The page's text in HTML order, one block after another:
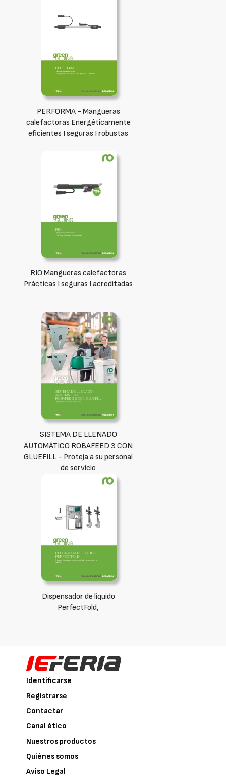
PERFORMA - Mangueras
calefactoras Energéticamente
eficientes I seguras I robustas
RIO Mangueras calefactoras
Prácticas I seguras I acreditadas
SISTEMA DE LLENADO
AUTOMÁTICO ROBAFEED 3 CON
GLUEFILL - Proteja a su personal
de servicio
Dispensador de líquido
PerfectFold,
Identificarse
Registrarse
Contactar
Canal ético
Nuestros productos
Quiénes somos
Aviso Legal